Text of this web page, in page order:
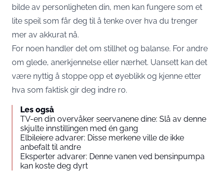
bilde av personligheten din, men kan fungere som et
lite speil som får deg til å tenke over hva du trenger
mer av akkurat nå.
For noen handler det om stillhet og balanse. For andre
om glede, anerkjennelse eller nærhet. Uansett kan det
være nyttig å stoppe opp et øyeblikk og kjenne etter
hva som faktisk gir deg indre ro.
Les også
TV-en din overvåker seervanene dine: Slå av denne
skjulte innstillingen med én gang
Elbileiere advarer: Disse merkene ville de ikke
anbefalt til andre
Eksperter advarer: Denne vanen ved bensinpumpa
kan koste deg dyrt